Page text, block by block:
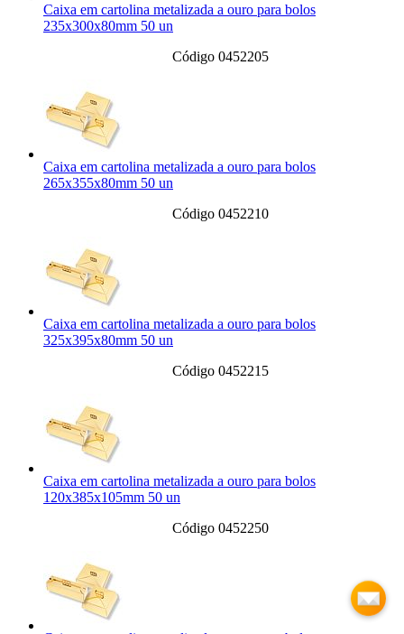
Caixa em cartolina metalizada a ouro para bolos
235x300x80mm 50 un
Código 0452205
Caixa em cartolina metalizada a ouro para bolos
265x355x80mm 50 un
Código 0452210
Caixa em cartolina metalizada a ouro para bolos
325x395x80mm 50 un
Código 0452215
Caixa em cartolina metalizada a ouro para bolos
120x385x105mm 50 un
Código 0452250